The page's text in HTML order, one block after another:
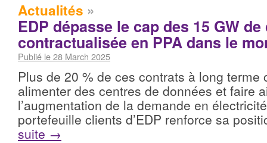
Actualités »
EDP dépasse le cap des 15 GW
contractualisée en PPA dans le
Publié le 28 March 2025
Plus de 20 % de ces contrats à long terme
alimenter des centres de données et faire
l’augmentation de la demande en
portefeuille clients d’EDP renforce sa
suite →